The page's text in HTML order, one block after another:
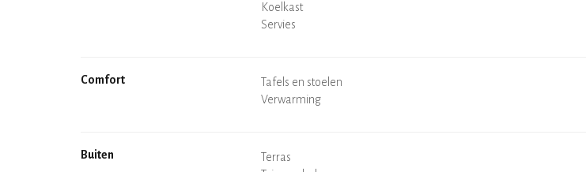
Oven
Koelkast
Servies
Comfort Spa
Sauna
Tafels en stoelen
Air conditioning
Verwarming
Buiten
Terras